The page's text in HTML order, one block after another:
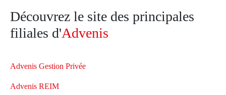
Découvrez le site des principales
filiales d'Advenis
Advenis Gestion Privée
Advenis REIM